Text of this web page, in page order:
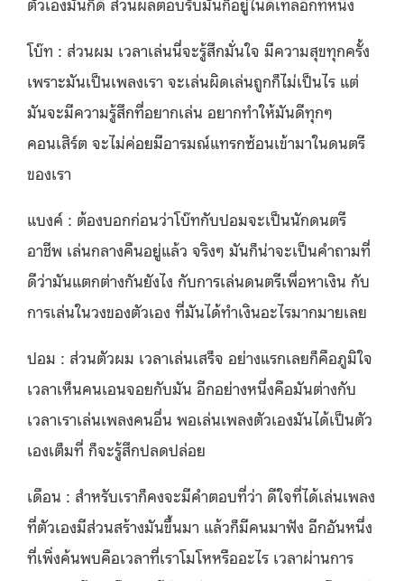
โบ๊ท : ส่วนผม เวลาเล่นนี่จะรู้สึกมั่นใจ มีความสุขทุกครั้ง
เพราะมันเป็นเพลงเรา จะเล่นผิดเล่นถูกก็ไม่เป็นไร แต่
มันจะมีความรู้สึกที่อยากเล่น อยากทำให้มันดีทุกๆ
คอนเสิร์ต จะไม่ค่อยมีอารมณ์แทรกซ้อนเข้ามาในดนตรี
ของเรา
แบงค์ : ต้องบอกก่อนว่าโบ๊ทกับปอมจะเป็นนักดนตรี
อาชีพ เล่นกลางคืนอยู่แล้ว จริงๆ มันก็น่าจะเป็นคำถามที่
ดีว่ามันแตกต่างกันยังไง กับการเล่นดนตรีเพื่อหาเงิน กับ
การเล่นในวงของตัวเอง ที่มันได้ทำเงินอะไรมากมายเลย
ปอม : ส่วนตัวผม เวลาเล่นเสร็จ อย่างแรกเลยก็คือภูมิใจ
เวลาเห็นคนเอนจอยกับมัน อีกอย่างหนึ่งคือมันต่างกับ
เวลาเราเล่นเพลงคนอื่น พอเล่นเพลงตัวเองมันได้เป็นตัว
เองเต็มที่ ก็จะรู้สึกปลดปล่อย
เดือน : สำหรับเราก็คงจะมีคำตอบที่ว่า ดีใจที่ได้เล่นเพลง
ที่ตัวเองมีส่วนสร้างมันขึ้นมา แล้วก็มีคนมาฟัง อีกอันหนึ่ง
ที่เพิ่งค้นพบคือเวลาที่เราโมโหหรืออะไร เวลาผ่านการ